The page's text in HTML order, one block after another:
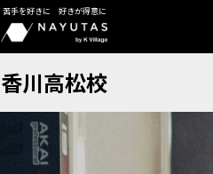
苦手を好きに 好きが得意に
香川高松校